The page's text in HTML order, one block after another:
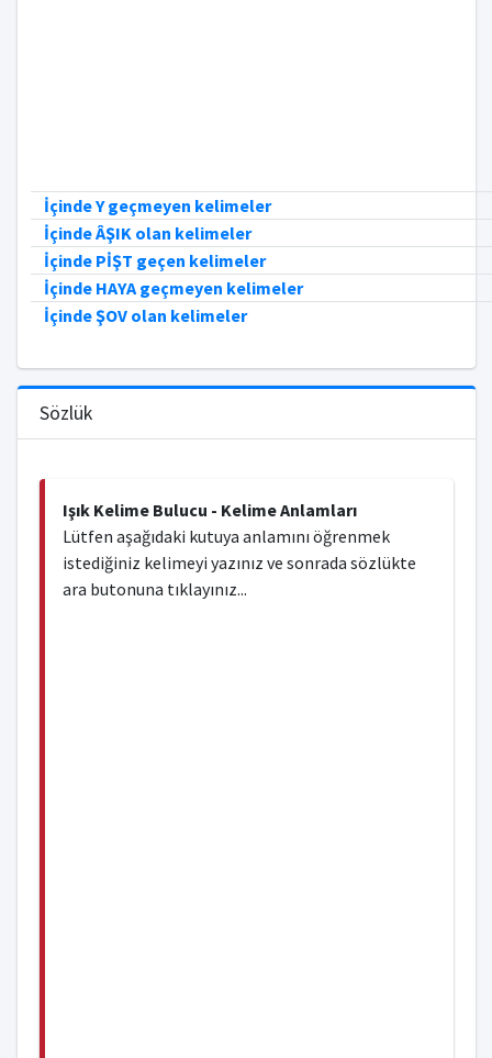
İçinde Y geçmeyen kelimeler
İçinde ÂŞIK olan kelimeler
İçinde PİŞT geçen kelimeler
İçinde HAYA geçmeyen kelimeler
İçinde ŞOV olan kelimeler
Sözlük
Işık Kelime Bulucu - Kelime Anlamları
Lütfen aşağıdaki kutuya anlamını öğrenmek
istediğiniz kelimeyi yazınız ve sonrada sözlükte
ara butonuna tıklayınız...